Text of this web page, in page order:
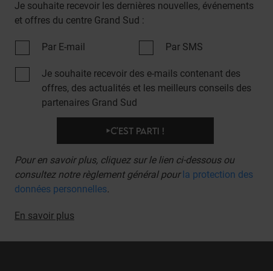
Je souhaite recevoir les dernières nouvelles, événements
et offres du centre Grand Sud :
Par E-mail Par SMS
Je souhaite recevoir des e-mails contenant des
offres, des actualités et les meilleurs conseils des
partenaires Grand Sud
C'EST PARTI !
Pour en savoir plus, cliquez sur le lien ci-dessous ou
consultez notre règlement général pourla protection des
données personnelles.
En savoir plus